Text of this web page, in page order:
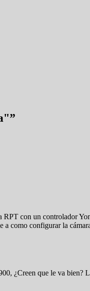
”
con un controlador
a como configurar la
¿Creen que le va bien?